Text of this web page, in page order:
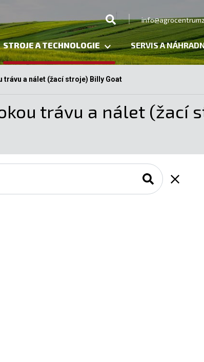
STROJE A TECHNOLOGIE SERVIS A
trávu a nálet (žací stroje) Billy Goat
trávu a nálet (žací